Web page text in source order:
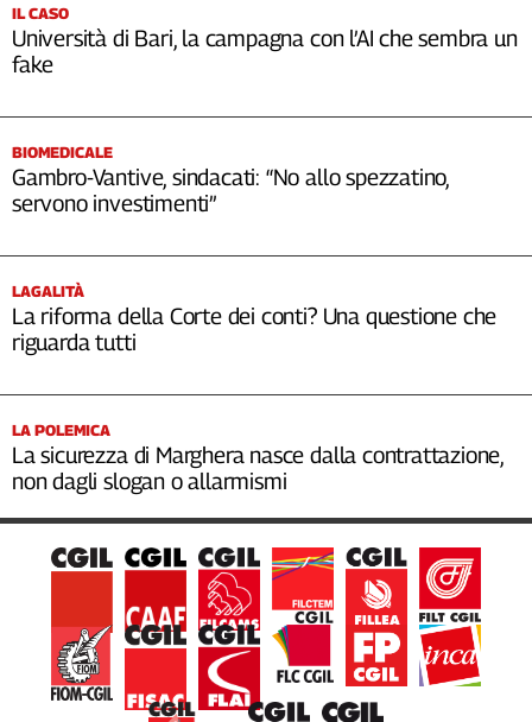
IL CASO
Università di Bari, la campagna con l’AI che sembra un
fake
BIOMEDICALE
Gambro-Vantive, sindacati: “No allo spezzatino,
servono investimenti”
LAGALITÀ
La riforma della Corte dei conti? Una questione che
riguarda tutti
LA POLEMICA
La sicurezza di Marghera nasce dalla contrattazione,
non dagli slogan o allarmismi